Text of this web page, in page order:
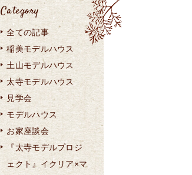
Category
全ての記事
稲美モデルハウス
土山モデルハウス
太寺モデルハウス
見学会
モデルハウス
お家座談会
『太寺モデルプロジ
ェクト』イクリア×マ